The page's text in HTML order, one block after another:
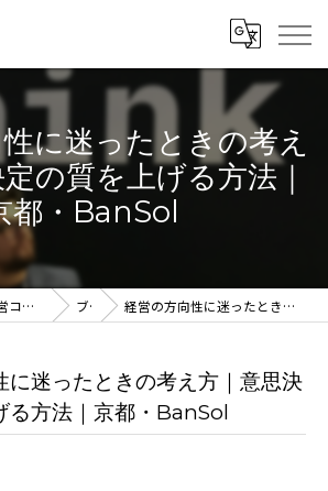
に迷ったときの考え
の質を上げる方法｜
都・BanSol
京都府京都市の経営コンサルならBanSol 谷口純一公認会計士事務所 ブログ 経営の方向性に迷ったときの考え方｜意思決定の質を上げる方法｜京都・BanSol
に迷ったときの考え方｜意思決
る方法｜京都・BanSol